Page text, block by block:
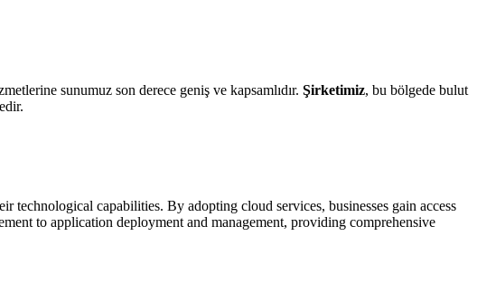
sunumuz son derece geniş ve kapsamlıdır. Şirketimiz, bu bölgede bulut
technological capabilities. By adopting cloud services, businesses gain access
to application deployment and management, providing comprehensive